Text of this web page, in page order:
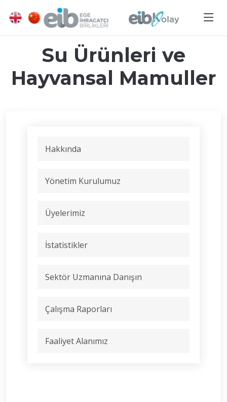
Su Ürünleri ve
Hayvansal Mamuller
Hakkında
Yönetim Kurulumuz
Üyelerimiz
İstatistikler
Sektör Uzmanına Danışın
Çalışma Raporları
Faaliyet Alanımız